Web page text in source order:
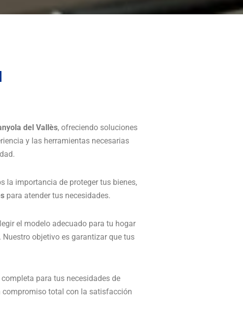
del Vallès, ofreciendo soluciones
y las herramientas necesarias
la importancia de proteger tus bienes,
para atender tus necesidades.
el modelo adecuado para tu hogar
objetivo es garantizar que tus
para tus necesidades de
compromiso total con la satisfacción